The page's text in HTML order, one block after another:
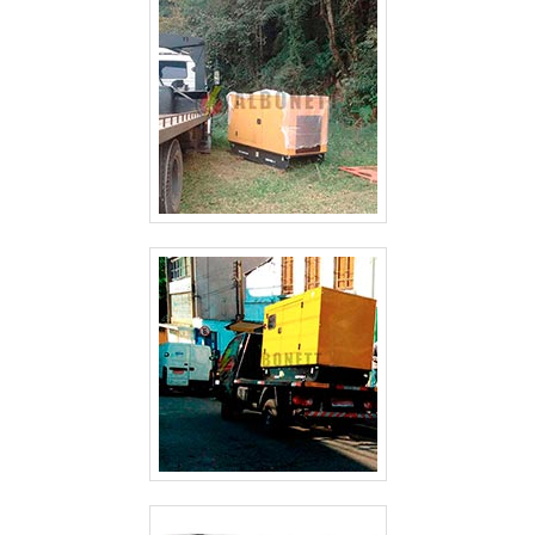
ALUGUEL DE GERADOR DE ENERGIA VALOR GUARULHOS
ALUGUEL DE GERADOR DE ENERGIA SP
ALUGUEL DE GERADOR DE ENERGIA PREÇO SÃO PAULO
ALUGUEL DE GERADOR DE ENERGIA PREÇO GUARULHOS
ALUGUEL DE GERADOR DE ENERGIA PARA FESTAS PREÇO SÃO PAULO
ALUGUEL DE GERADOR DE ENERGIA GUARULHOS
ALUGUEL DE GERADOR DE ENERGIA EM SÃO JOSE DOS CAMPOS
ALUGUEL DE GERADOR DE ENERGIA EM GUARULHOS
ALUGUEL DE GERADOR DE ENERGIA ELÉTRICA
ALUGUEL DE GERADOR DE ENERGIA DE PEQUENO PORTE
ALUGUEL DE GERADOR DE ENERGIA CAMPINAS
ALUGUEL DE GERADOR DE ENERGIA A DIESEL
ALUGUEL DE GERADOR DE ENERGIA A DIESEL SÃO PAULO
ALUGUEL DE GERADOR DE EMERGÊNCIA
ALUGUEL DE GERADOR DE EMERGÊNCIA GUARULHOS
exigentes do mercado.